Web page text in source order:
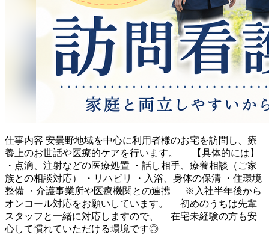
仕事内容 安曇野地域を中心に利用者様のお宅を訪問し、療
養上のお世話や医療的ケアを行います。 【具体的には】
・点滴、注射などの医療処置 ・話し相手、療養相談（ご家
族との相談対応） ・リハビリ ・入浴、身体の保清 ・住環境
整備 ・介護事業所や医療機関との連携 ※入社半年後から
オンコール対応をお願いしています。 初めのうちは先輩
スタッフと一緒に対応しますので、 在宅未経験の方も安
心して慣れていただける環境です◎